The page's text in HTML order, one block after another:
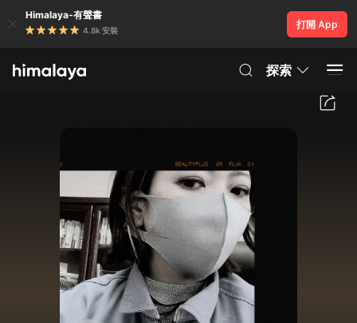
Himalaya-有聲書
4.8k 安裝
打開 App
探索